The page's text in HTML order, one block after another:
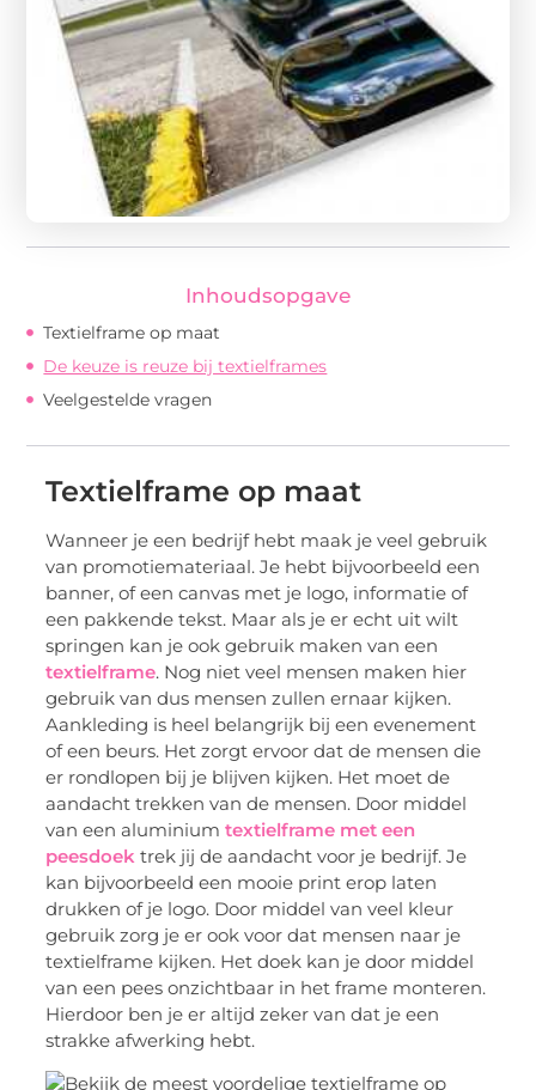
Inhoudsopgave
Textielframe op maat
De keuze is reuze bij textielframes
Veelgestelde vragen
Textielframe op maat
Wanneer je een bedrijf hebt maak je veel gebruik
van promotiemateriaal. Je hebt bijvoorbeeld een
banner, of een canvas met je logo, informatie of
een pakkende tekst. Maar als je er echt uit wilt
springen kan je ook gebruik maken van een
textielframe. Nog niet veel mensen maken hier
gebruik van dus mensen zullen ernaar kijken.
Aankleding is heel belangrijk bij een evenement
of een beurs. Het zorgt ervoor dat de mensen die
er rondlopen bij je blijven kijken. Het moet de
aandacht trekken van de mensen. Door middel
van een aluminiumtextielframe met een
peesdoek trek jij de aandacht voor je bedrijf. Je
kan bijvoorbeeld een mooie print erop laten
drukken of je logo. Door middel van veel kleur
gebruik zorg je er ook voor dat mensen naar je
textielframe kijken. Het doek kan je door middel
van een pees onzichtbaar in het frame monteren.
Hierdoor ben je er altijd zeker van dat je een
strakke afwerking hebt.